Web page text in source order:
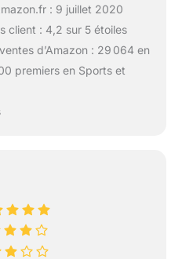
: 9 juillet 2020
client : 4,2 sur 5 étoiles
d’Amazon : 29 064 en
premiers en Sports et